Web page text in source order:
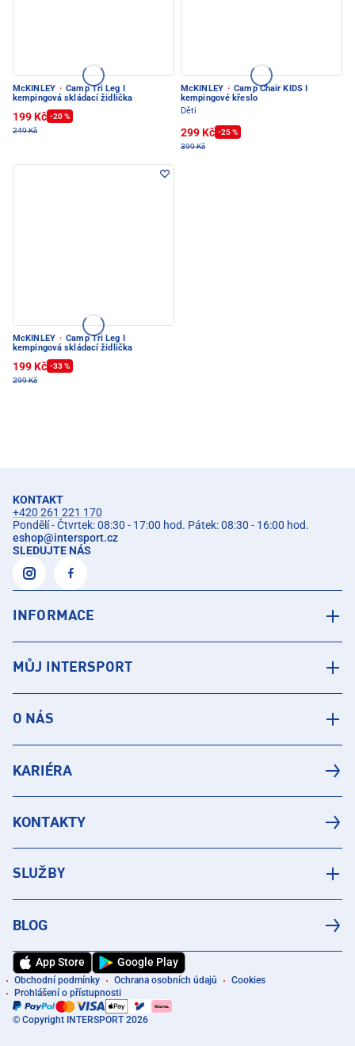
McKINLEY · Camp Tri Leg I
kempingová skládací židlička
199 Kč -20 %
249 Kč
McKINLEY · Camp Chair KIDS I
kempingové křeslo
Děti
299 Kč -25 %
399 Kč
McKINLEY · Camp Tri Leg I
kempingová skládací židlička
199 Kč -33 %
299 Kč
KONTAKT
+420 261 221 170
Pondělí - Čtvrtek: 08:30 - 17:00 hod. Pátek: 08:30 - 16:00 hod.
eshop@intersport.cz
SLEDUJTE NÁS
INFORMACE
MŮJ INTERSPORT
O NÁS
KARIÉRA
KONTAKTY
SLUŽBY
BLOG
App Store Google Play
Obchodní podmínky Ochrana osobních údajů
Cookies
Prohlášení o přístupnosti
© Copyright INTERSPORT 2026